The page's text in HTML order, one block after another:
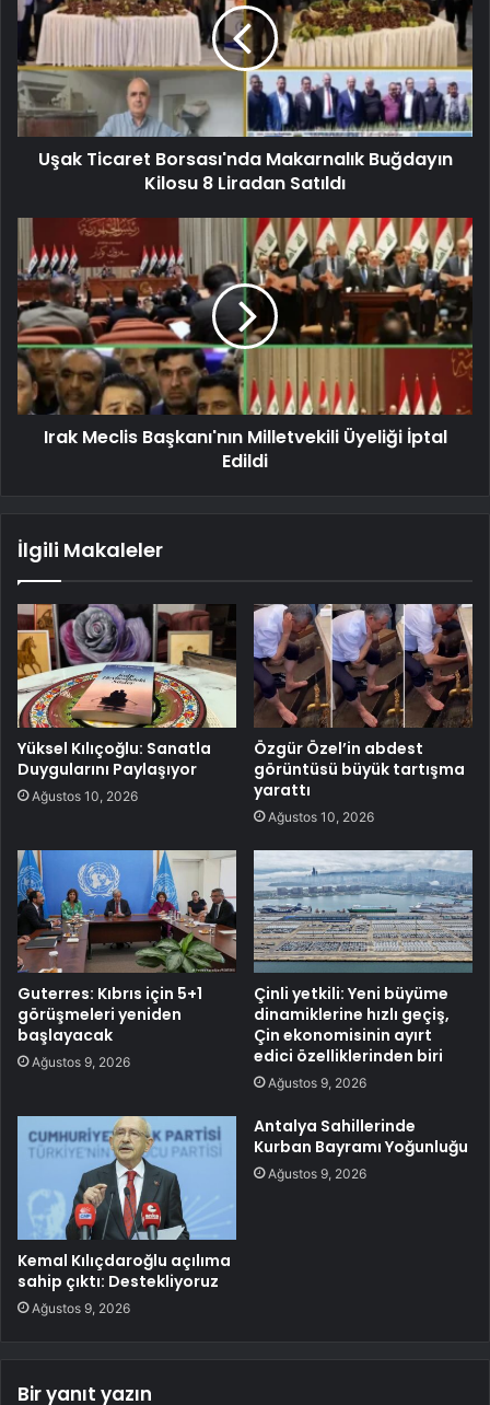
Uşak Ticaret Borsası'nda Makarnalık Buğdayın
Kilosu 8 Liradan Satıldı
Irak Meclis Başkanı'nın Milletvekili Üyeliği İptal
Edildi
İlgili Makaleler
Yüksel Kılıçoğlu: Sanatla
Duygularını Paylaşıyor
Ağustos 10, 2026
Özgür Özel’in abdest
görüntüsü büyük tartışma
yarattı
Ağustos 10, 2026
Guterres: Kıbrıs için 5+1
görüşmeleri yeniden
başlayacak
Ağustos 9, 2026
Çinli yetkili: Yeni büyüme
dinamiklerine hızlı geçiş,
Çin ekonomisinin ayırt
edici özelliklerinden biri
Ağustos 9, 2026
Kemal Kılıçdaroğlu açılıma
sahip çıktı: Destekliyoruz
Ağustos 9, 2026
Antalya Sahillerinde
Kurban Bayramı Yoğunluğu
Ağustos 9, 2026
Bir yanıt yazın